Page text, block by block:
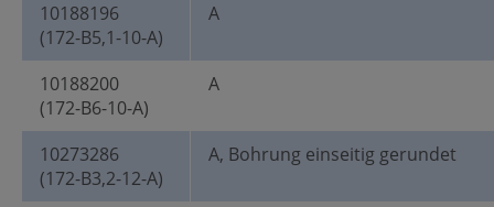
10188196
(172-B5,1-10-A)
A
10188200
(172-B6-10-A)
A
10273286
(172-B3,2-12-A)
A, Bohrung einseitig gerundet